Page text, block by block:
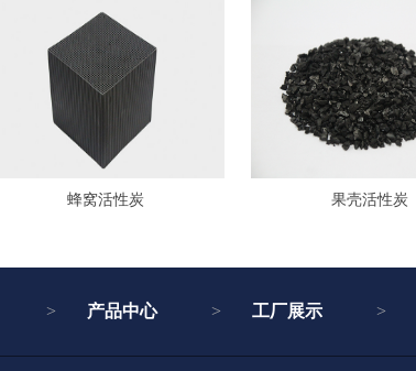
蜂窝活性炭 果壳活性炭
产品中心 工厂展示